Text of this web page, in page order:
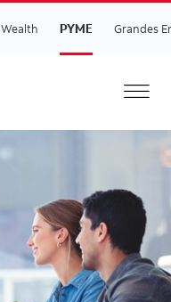
Wealth PYME Grandes